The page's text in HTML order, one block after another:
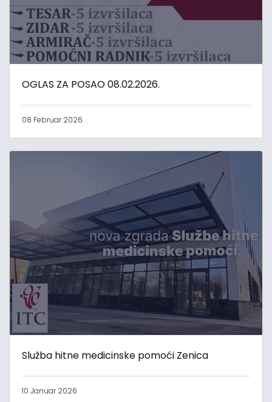
OGLAS ZA POSAO 08.02.2026.
08 Februar 2026
Služba hitne medicinske pomoći Zenica
10 Januar 2026